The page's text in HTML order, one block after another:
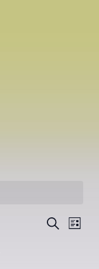
Recherche
RechercheNavigation
de
Liste